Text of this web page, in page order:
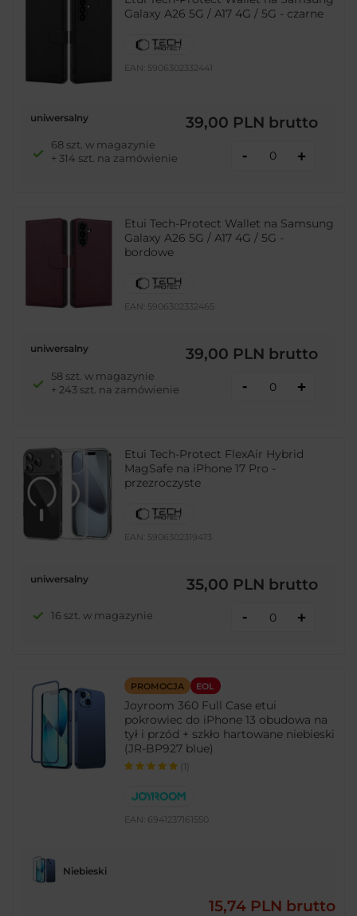
Galaxy A26 5G / A17 4G / 5G - czarne
EAN: 5906302332441
uniwersalny 39,00 PLN brutto
68 szt. w magazynie
+ 314 szt. na zamówienie
- +
Etui Tech-Protect Wallet na Samsung
Galaxy A26 5G / A17 4G / 5G -
bordowe
EAN: 5906302332465
uniwersalny 39,00 PLN brutto
58 szt. w magazynie
+ 243 szt. na zamówienie
- +
Etui Tech-Protect FlexAir Hybrid
MagSafe na iPhone 17 Pro -
przezroczyste
EAN: 5906302319473
uniwersalny 35,00 PLN brutto
16 szt. w magazynie - +
PROMOCJA EOL
Joyroom 360 Full Case etui
pokrowiec do iPhone 13 obudowa na
tył i przód + szkło hartowane niebieski
(JR-BP927 blue)
(1)
EAN: 6941237161550
Niebieski
15,74 PLN brutto